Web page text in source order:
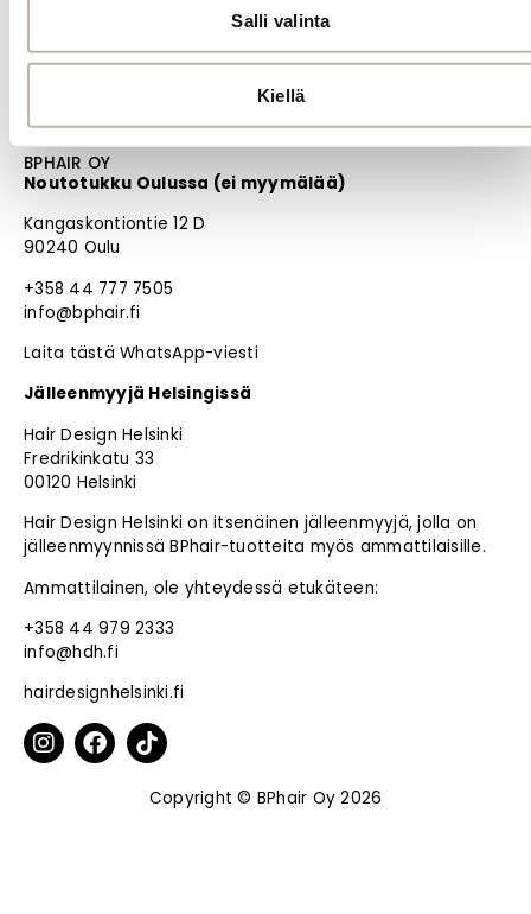
Salli valinta
Kiellä
Materiaalipankki
BPHAIR OY
Noutotukku Oulussa (ei myymälää)
Kangaskontiontie 12 D
90240 Oulu
+358 44 777 7505
info@bphair.fi
Laita tästä WhatsApp-viesti
Jälleenmyyjä Helsingissä
Hair Design Helsinki
Fredrikinkatu 33
00120 Helsinki
Hair Design Helsinki on itsenäinen jälleenmyyjä, jolla on
jälleenmyynnissä BPhair-tuotteita myös ammattilaisille.
Ammattilainen, ole yhteydessä etukäteen:
+358 44 979 2333
info@hdh.fi
hairdesignhelsinki.fi
Copyright © BPhair Oy 2026